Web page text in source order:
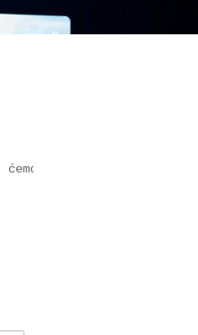
te za više